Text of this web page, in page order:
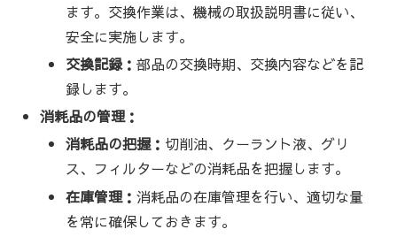
ます。交換作業は、機械の取扱説明書に従い、
安全に実施します。
交換記録：部品の交換時期、交換内容などを記
録します。
消耗品の管理：
消耗品の把握： 切削油、クーラント液、グリ
ス、フィルターなどの消耗品を把握します。
在庫管理：消耗品の在庫管理を行い、適切な量
を常に確保しておきます。